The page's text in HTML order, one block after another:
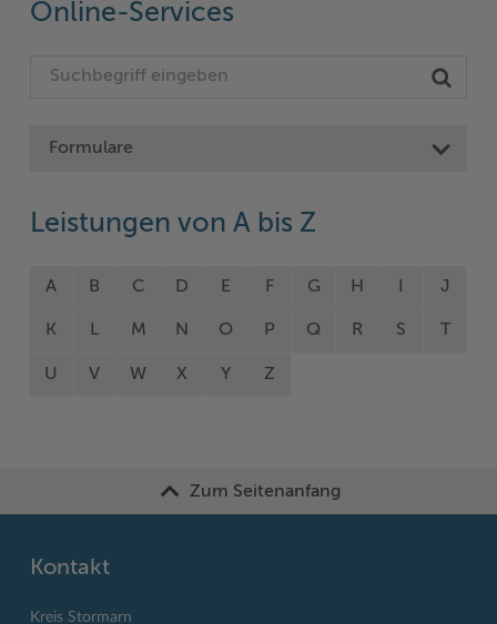
Online-Services
Formulare
Leistungen von A bis Z
A B C D E F G H J
K L M N O P Q R S T
U V W X Y Z
Zum Seitenanfang
Kontakt
Kreis Stormarn